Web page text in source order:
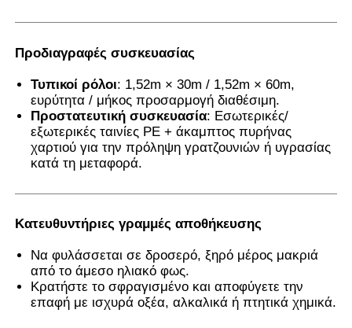
Προδιαγραφές συσκευασίας
Τυπικοί ρόλοι: 1,52m × 30m / 1,52m × 60m,
ευρύτητα / μήκος προσαρμογή διαθέσιμη.
Προστατευτική συσκευασία: Εσωτερικές/
εξωτερικές ταινίες PE + άκαμπτος πυρήνας
χαρτιού για την πρόληψη γρατζουνιών ή υγρασίας
κατά τη μεταφορά.
Κατευθυντήριες γραμμές αποθήκευσης
Να φυλάσσεται σε δροσερό, ξηρό μέρος μακριά
από το άμεσο ηλιακό φως.
Κρατήστε το σφραγισμένο και αποφύγετε την
επαφή με ισχυρά οξέα, αλκαλικά ή πτητικά χημικά.